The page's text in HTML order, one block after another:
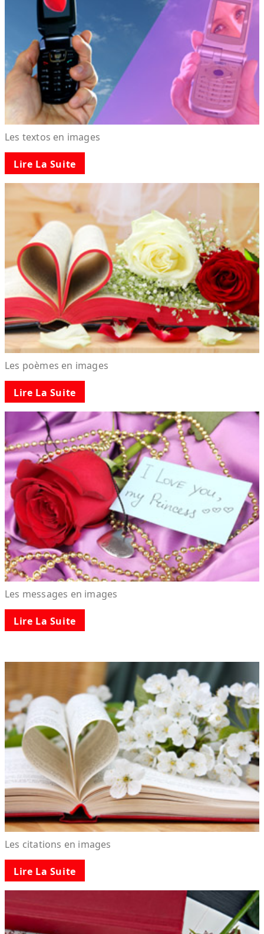
Les textos en images
Lire La Suite
Les poèmes en images
Lire La Suite
Les messages en images
Lire La Suite
Les citations en images
Lire La Suite